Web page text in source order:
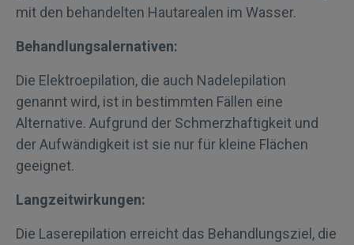
mit den behandelten Hautarealen im Wasser.
Behandlungsalernativen:
Die Elektroepilation, die auch Nadelepilation
genannt wird, ist in bestimmten Fällen eine
Alternative. Aufgrund der Schmerzhaftigkeit und
der Aufwändigkeit ist sie nur für kleine Flächen
geeignet.
Langzeitwirkungen:
Die Laserepilation erreicht das Behandlungsziel, die